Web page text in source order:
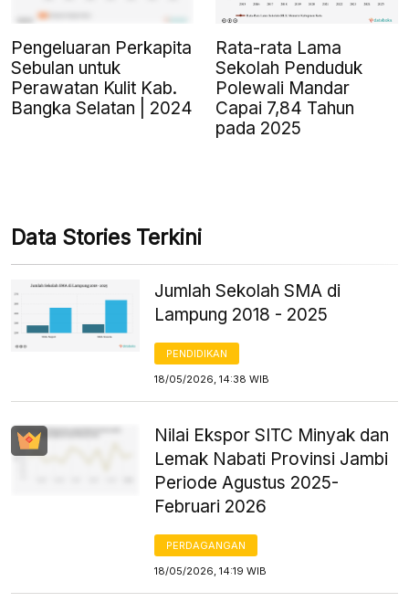
Pengeluaran Perkapita
Sebulan untuk
Perawatan Kulit Kab.
Bangka Selatan | 2024
Rata-rata Lama
Sekolah Penduduk
Polewali Mandar
Capai 7,84 Tahun
pada 2025
Data Stories Terkini
Jumlah Sekolah SMA di
Lampung 2018 - 2025
PENDIDIKAN
18/05/2026, 14:38 WIB
Nilai Ekspor SITC Minyak dan
Lemak Nabati Provinsi Jambi
Periode Agustus 2025-
Februari 2026
PERDAGANGAN
18/05/2026, 14:19 WIB